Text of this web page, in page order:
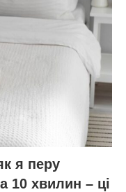
я перу
10 хвилин – ці